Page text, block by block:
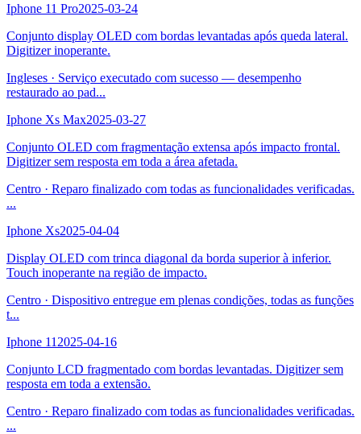
Iphone 11 Pro2025-03-24
Conjunto display OLED com bordas levantadas após queda lateral.
Digitizer inoperante.
Ingleses · Serviço executado com sucesso — desempenho
restaurado ao pad...
Iphone Xs Max2025-03-27
Conjunto OLED com fragmentação extensa após impacto frontal.
Digitizer sem resposta em toda a área afetada.
Centro · Reparo finalizado com todas as funcionalidades verificadas.
...
Iphone Xs2025-04-04
Display OLED com trinca diagonal da borda superior à inferior.
Touch inoperante na região de impacto.
Centro · Dispositivo entregue em plenas condições, todas as funções
t...
Iphone 11 2025-04-16
Conjunto LCD fragmentado com bordas levantadas. Digitizer sem
resposta em toda a extensão.
Centro · Reparo finalizado com todas as funcionalidades verificadas.
...